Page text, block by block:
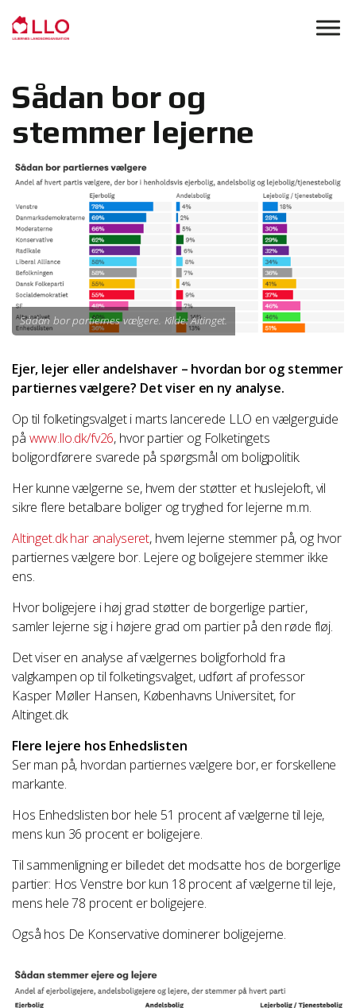
Sådan bor og
stemmer lejerne
Sådan bor partiernes vælgere. Kilde: Altinget.
Ejer, lejer eller andelshaver – hvordan bor og stemmer
partiernes vælgere? Det viser en ny analyse.
Op til folketingsvalget i marts lancerede LLO en vælgerguide
på www.llo.dk/fv26, hvor partier og Folketingets
boligordførere svarede på spørgsmål om boligpolitik.
Her kunne vælgerne se, hvem der støtter et huslejeloft, vil
sikre flere betalbare boliger og tryghed for lejerne m.m.
Altinget.dk har analyseret, hvem lejerne stemmer på, og hvor
partiernes vælgere bor. Lejere og boligejere stemmer ikke
ens.
Hvor boligejere i høj grad støtter de borgerlige partier,
samler lejerne sig i højere grad om partier på den røde fløj.
Det viser en analyse af vælgernes boligforhold fra
valgkampen op til folketingsvalget, udført af professor
Kasper Møller Hansen, Københavns Universitet, for
Altinget.dk.
Flere lejere hos Enhedslisten
Ser man på, hvordan partiernes vælgere bor, er forskellene
markante.
Hos Enhedslisten bor hele 51 procent af vælgerne til leje,
mens kun 36 procent er boligejere.
Til sammenligning er billedet det modsatte hos de borgerlige
partier: Hos Venstre bor kun 18 procent af vælgerne til leje,
mens hele 78 procent er boligejere.
Også hos De Konservative dominerer boligejerne.